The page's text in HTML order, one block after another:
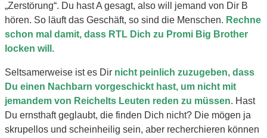
„Zerstörung“. Du hast A gesagt, also will jemand von Dir B
hören. So läuft das Geschäft, so sind die Menschen. Rechne
schon mal damit, dass RTL Dich zu Promi Big Brother
locken will.
Seltsamerweise ist es Dir nicht peinlich zuzugeben, dass
Du einen Nachbarn vorgeschickt hast, um nicht mit
jemandem von Reichelts Leuten reden zu müssen. Hast
Du ernsthaft geglaubt, die finden Dich nicht? Die mögen ja
skrupellos und scheinheilig sein, aber recherchieren können